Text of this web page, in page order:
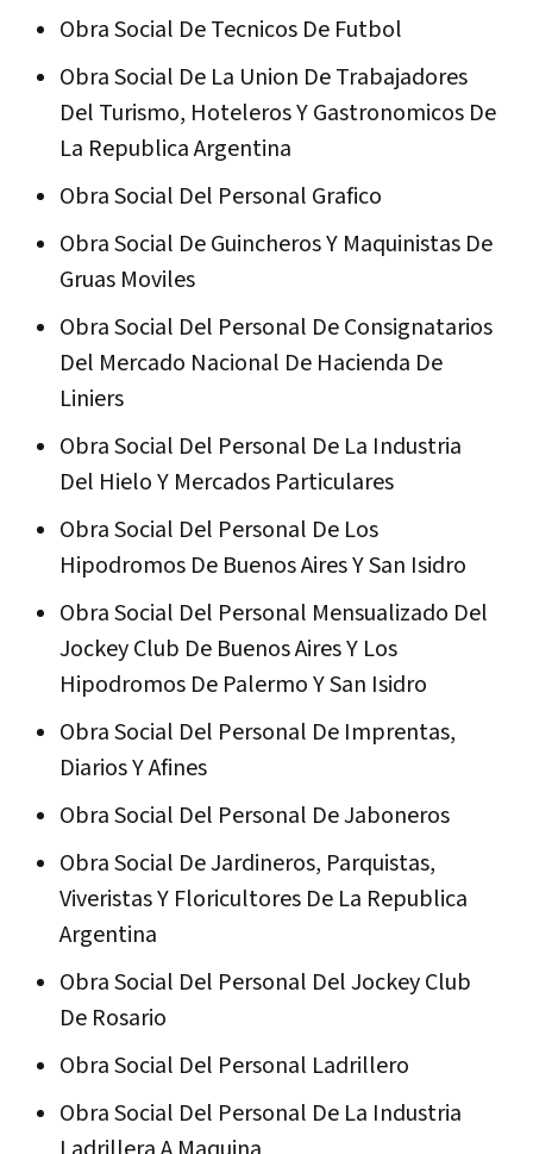
Obra Social De Tecnicos De Futbol
Obra Social De La Union De Trabajadores
Del Turismo, Hoteleros Y Gastronomicos De
La Republica Argentina
Obra Social Del Personal Grafico
Obra Social De Guincheros Y Maquinistas De
Gruas Moviles
Obra Social Del Personal De Consignatarios
Del Mercado Nacional De Hacienda De
Liniers
Obra Social Del Personal De La Industria
Del Hielo Y Mercados Particulares
Obra Social Del Personal De Los
Hipodromos De Buenos Aires Y San Isidro
Obra Social Del Personal Mensualizado Del
Jockey Club De Buenos Aires Y Los
Hipodromos De Palermo Y San Isidro
Obra Social Del Personal De Imprentas,
Diarios Y Afines
Obra Social Del Personal De Jaboneros
Obra Social De Jardineros, Parquistas,
Viveristas Y Floricultores De La Republica
Argentina
Obra Social Del Personal Del Jockey Club
De Rosario
Obra Social Del Personal Ladrillero
Obra Social Del Personal De La Industria